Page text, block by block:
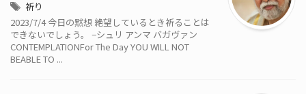
祈り
2023/7/4 今日の黙想 絶望しているとき祈ることは
できないでしょう。 −シュリ アンマ バガヴァン
CONTEMPLATIONFor The Day YOU WILL NOT
BEABLE TO ...